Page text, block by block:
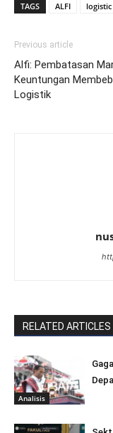
TAGS ALFI logistic
Previous article
Alfi: Pembatasan
Keuntungan
Logistik
RELATED ARTICLES
Analisis